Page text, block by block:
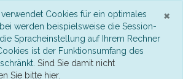
×
Cookies für ein optimales
werden beispielsweise die Session-
Spracheinstellung auf Ihrem Rechner
ist der Funktionsumfang des
Sind Sie damit nicht
Sie bitte hier.